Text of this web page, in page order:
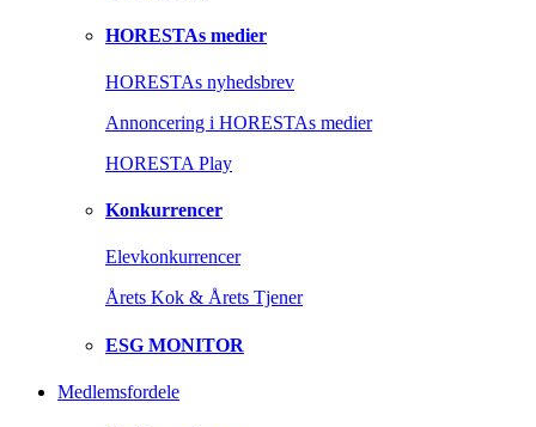
HORESTAs medier
HORESTAs nyhedsbrev
Annoncering i HORESTAs medier
HORESTA Play
Konkurrencer
Elevkonkurrencer
Årets Kok & Årets Tjener
ESG MONITOR
Medlemsfordele